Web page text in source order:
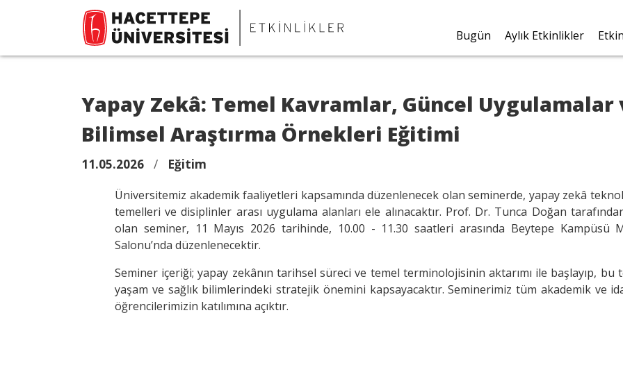
Bugün Aylık Etkinlikler
Yapay Zekâ: Temel Kavramlar, Güncel Uygulamalar
Bilimsel Araştırma Örnekleri Eğitimi
11.05.2026 / Eğitim
Üniversitemiz akademik faaliyetleri kapsamında düzenlenecek olan seminerde, yapay zekâ
temelleri ve disiplinler arası uygulama alanları ele alınacaktır. Prof. Dr. Tunca Doğan
olan seminer, 11 Mayıs 2026 tarihinde, 10.00 - 11.30 saatleri arasında Beytepe Kampüsü
Salonu’nda düzenlenecektir.
Seminer içeriği; yapay zekânın tarihsel süreci ve temel terminolojisinin aktarımı ile başlayıp,
yaşam ve sağlık bilimlerindeki stratejik önemini kapsayacaktır. Seminerimiz tüm akademik ve
öğrencilerimizin katılımına açıktır.